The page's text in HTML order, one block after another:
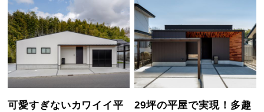
可愛すぎないカワイイ平
29坪の平屋で実現！多趣